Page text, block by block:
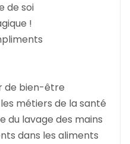
de soi
!
de bien-être
métiers de la santé
du lavage des mains
dans les aliments